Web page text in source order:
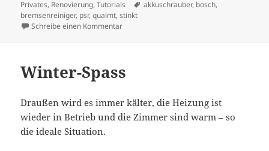
am
Privates, Renovierung,Tutorials Schlagwörter
akkuschrauber, bosch,
bremsenreiniger, psr,qualmt,stinkt
Schreibe einen Kommentarzu Bosch PSR – Qualmt und Stinkt
Winter-Spass
Draußen wird es immer kälter, die Heizung ist
wieder in Betrieb und die Zimmer sind warm – so
die ideale Situation.